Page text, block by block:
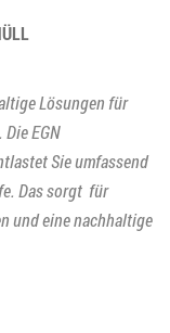
Lösungen für
EGN
Sie umfassend
Das sorgt für
und eine nachhaltige